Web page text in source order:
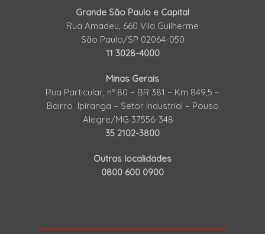
Grande São Paulo e Capital
Rua Amadeu, 660 Vila Guilherme
São Paulo/SP 02064-050
11 3028-4000
Minas Gerais
Rua Particular, nº 80 – BR 381 – Km 849,5 –
Bairro Ipiranga – Setor Industrial – Pouso
Alegre/MG 37556-348
35 2102-3800
Outras localidades
0800 600 0900